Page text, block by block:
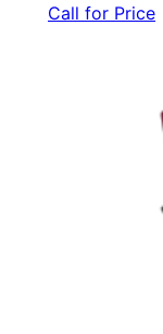
Call for Price